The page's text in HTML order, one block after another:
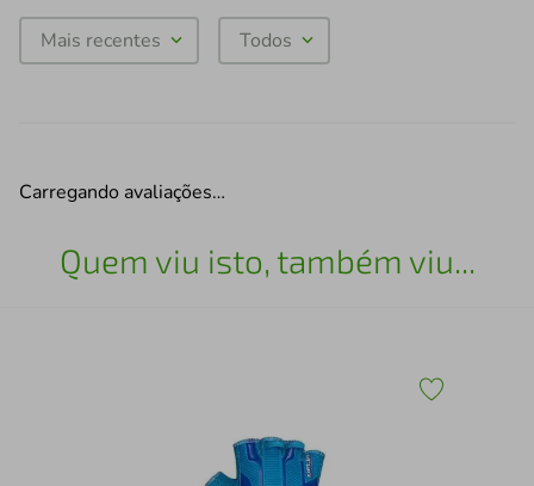
Mais recentes Todos
Carregando avaliações…
Quem viu isto, também viu...